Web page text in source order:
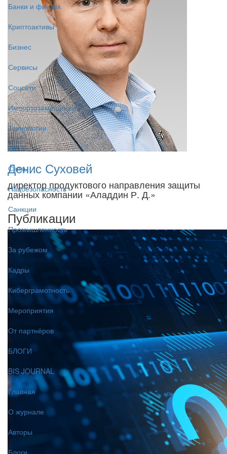
Банки и финтех
Криптоактивы
Бизнес
Сервисы
Соцсети
Импортозамещение
Технологии
ИИ
Связь
Нацбезопасность
Санкции
Промышленность
За рубежом
Кадры
Киберграмотность
Мероприятия
От партнёров
БЛОГИ
BIS JOURNAL
Главная
О журнале
Авторы
Блоги
Денис Суховей
директор продуктового направления защиты
данных компании «Аладдин Р. Д.»
Публикации